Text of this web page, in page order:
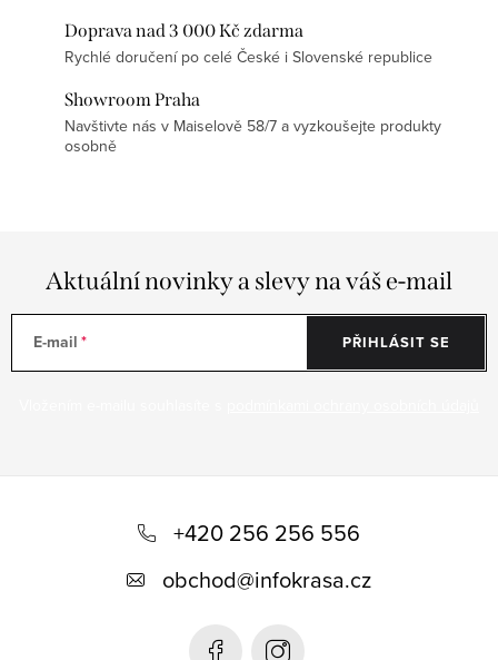
Doprava nad 3 000 Kč zdarma
Rychlé doručení po celé České i Slovenské republice
Showroom Praha
Navštivte nás v Maiselově 58/7 a vyzkoušejte produkty
osobně
Aktuální novinky a slevy na váš e-mail
E-mail PŘIHLÁSIT SE
+420 256 256 556
obchod@infokrasa.cz